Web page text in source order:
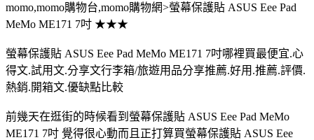
momo,momo購物台,momo購物網>螢幕保護貼 ASUS Eee Pad
MeMo ME171 7吋 ★★★
螢幕保護貼 ASUS Eee Pad MeMo ME171 7吋哪裡買最便宜.心
得文.試用文.分享文行李箱/旅遊用品分享推薦.好用.推薦.評價.
熱銷.開箱文.優缺點比較
前幾天在逛街的時候看到螢幕保護貼 ASUS Eee Pad MeMo
ME171 7吋 覺得很心動而且正打算買螢幕保護貼 ASUS Eee